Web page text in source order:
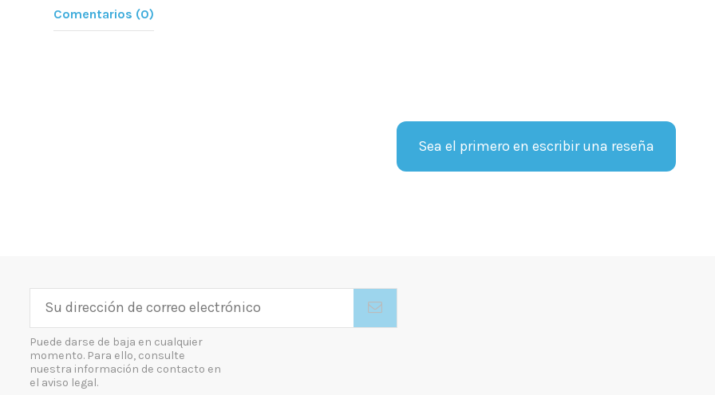
Comentarios (0)
Sea el primero en escribir una reseña
Puede darse de baja en cualquier
momento. Para ello, consulte
nuestra información de contacto en
el aviso legal.